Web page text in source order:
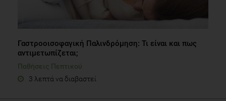
Γαστροοισοφαγική Παλινδρόμηση: Τι είναι και πως
αντιμετωπίζεται;
Παθήσεις Πεπτικού
3 λεπτά να διαβαστεί